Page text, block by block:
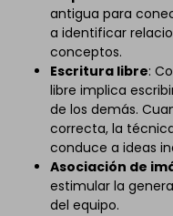
antigua para
a identificar
conceptos.
Escritura libre:
libre implica
de los demás.
correcta, la
conduce a ideas
Asociación de
estimular la
del equipo.